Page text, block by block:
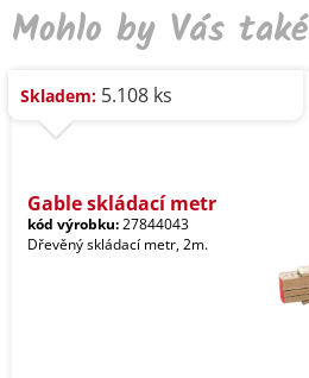
Mohlo by Vás
Skladem: 5.108 ks
Gable skládací metr
kód výrobku:27844043
Dřevěný skládací metr, 2m.